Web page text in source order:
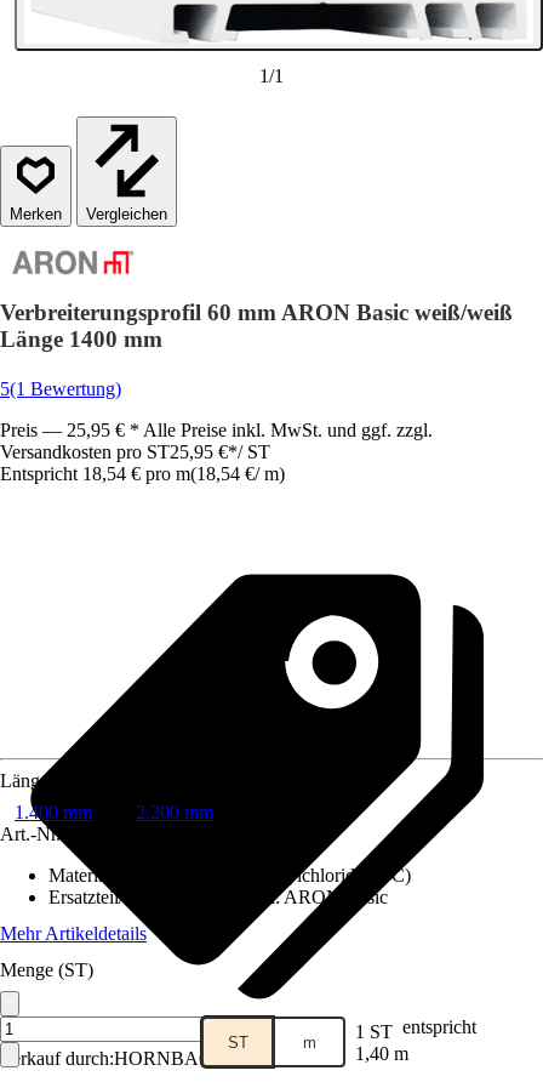
1/1
Vergleichen
Verbreiterungsprofil 60 mm ARON Basic weiß/weiß
Länge 1400 mm
5(1 Bewertung)
Preis — 25,95 € * Alle Preise inkl. MwSt. und ggf. zzgl.
Versandkosten pro ST25,95 €*/ ST
Entspricht 18,54 € pro m(18,54 €/ m)
Verkauf durch:HORNBACH
Länge
1.400 mm
2.200 mm
Art.-Nr.
Materialspezifizierung
Polyvinylchlorid (PVC)
Ersatzteil/Zubehör für Modell:ARON Basic
Mehr Artikeldetails
Menge (ST)
ST m 1 ST entspricht
1,40 m